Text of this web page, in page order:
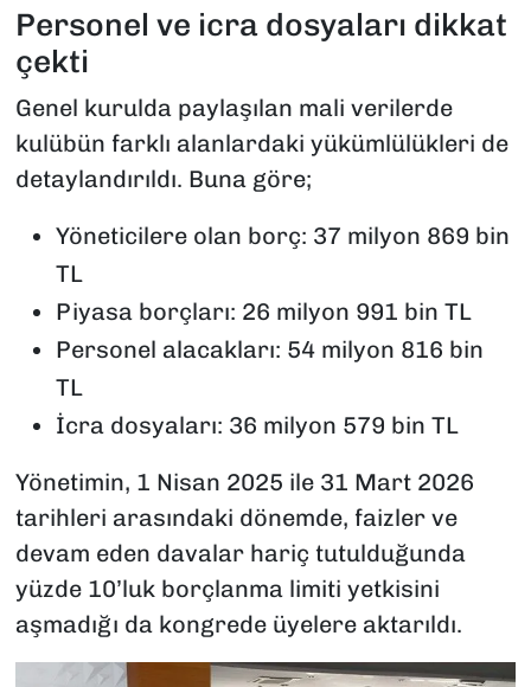
Personel ve icra dosyaları dikkat
çekti
Genel kurulda paylaşılan mali verilerde
kulübün farklı alanlardaki yükümlülükleri de
detaylandırıldı. Buna göre;
Yöneticilere olan borç: 37 milyon 869 bin
TL
Piyasa borçları: 26 milyon 991 bin TL
Personel alacakları: 54 milyon 816 bin
TL
İcra dosyaları: 36 milyon 579 bin TL
Yönetimin, 1 Nisan 2025 ile 31 Mart 2026
tarihleri arasındaki dönemde, faizler ve
devam eden davalar hariç tutulduğunda
yüzde 10’luk borçlanma limiti yetkisini
aşmadığı da kongrede üyelere aktarıldı.